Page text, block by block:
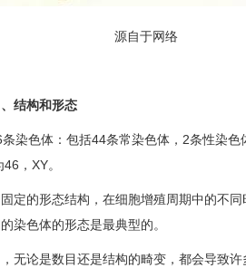
源自于网络
结构和形态
染色体：包括44条常染色体，2条性染
，XY。
定的形态结构，在细胞增殖周期中的不
染色体的形态是最典型的。
无论是数目还是结构的畸变，都会导致